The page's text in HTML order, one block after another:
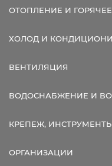
ОТОПЛЕНИЕ И
ХОЛОД И
ВЕНТИЛЯЦИЯ
ВОДОСНАБЖЕНИЕ И
КРЕПЕЖ,
ОРГАНИЗАЦИИ